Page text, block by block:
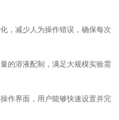
，减少人为操作错误，确保每次
的溶液配制，满足大规模实验需
作界面，用户能够快速设置并完